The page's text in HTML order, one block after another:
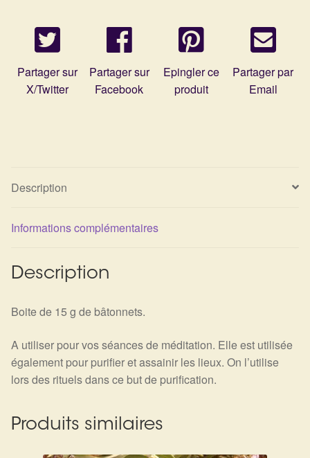
Déco
Cadeaux de naissance
Magie: Le Savoir des Sorcières
Protection énergétique : Trouvez votre bouclier
Les pierres en détail
Test — Quelle Gardienne ?
La roue de l’année
Validation de la commande
Partager sur
X/Twitter
Partager sur
Facebook
Epingler ce
produit
Partager par
Email
Description
Informations complémentaires
Description
Boite de 15 g de bâtonnets.
A utiliser pour vos séances de méditation. Elle est utilisée
également pour purifier et assainir les lieux. On l’utilise
lors des rituels dans ce but de purification.
Produits similaires